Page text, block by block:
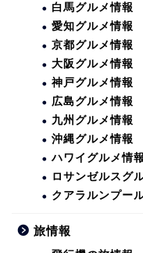
白馬グルメ情報
愛知グルメ情報
京都グルメ情報
大阪グルメ情報
神戸グルメ情報
広島グルメ情報
九州グルメ情報
沖縄グルメ情報
ハワイグルメ情報
ロサンゼルスグ
クアラルンプー
旅情報